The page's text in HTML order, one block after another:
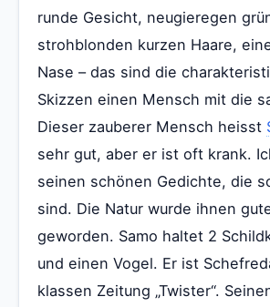
runde Gesicht, neugieregen
strohblonden kurzen Haare,
Nase – das sind die
Skizzen einen Mensch mit die
Dieser zauberer Mensch heisst
sehr gut, aber er ist oft krank.
seinen schönen Gedichte, die
sind. Die Natur wurde ihnen
geworden. Samo haltet 2
und einen Vogel. Er ist
klassen Zeitung „Twister“.